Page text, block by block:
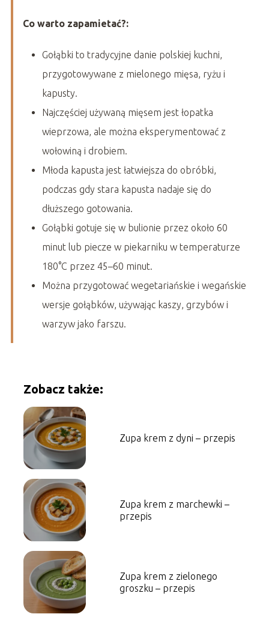
Co warto zapamietać?:
Gołąbki to tradycyjne danie polskiej kuchni,
przygotowywane z mielonego mięsa, ryżu i
kapusty.
Najczęściej używaną mięsem jest łopatka
wieprzowa, ale można eksperymentować z
wołowiną i drobiem.
Młoda kapusta jest łatwiejsza do obróbki,
podczas gdy stara kapusta nadaje się do
dłuższego gotowania.
Gołąbki gotuje się w bulionie przez około 60
minut lub piecze w piekarniku w temperaturze
180°C przez 45–60 minut.
Można przygotować wegetariańskie i wegańskie
wersje gołąbków, używając kaszy, grzybów i
warzyw jako farszu.
Zobacz także:
Zupa krem z dyni – przepis
Zupa krem z marchewki –
przepis
Zupa krem z zielonego
groszku – przepis